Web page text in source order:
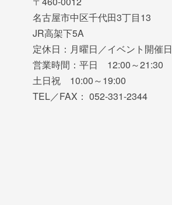
名古屋市中区千代田3丁目13
JR高架下5A
定休日：月曜日／イベント開催日
営業時間：平日 12:00～21:30
土日祝 10:00～19:00
TEL／FAX： 052-331-2344